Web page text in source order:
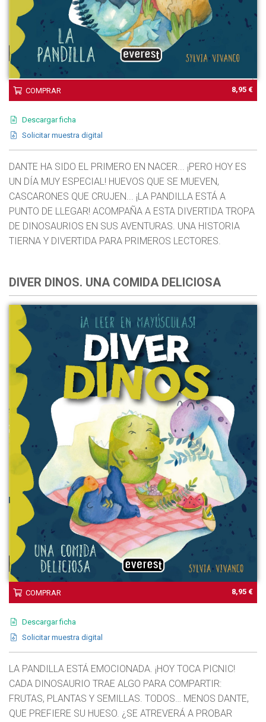
COMPRAR 8,95 €
Descargar ficha
Solicitar muestra digital
DANTE HA SIDO EL PRIMERO EN NACER... ¡PERO HOY ES
UN DÍA MUY ESPECIAL! HUEVOS QUE SE MUEVEN,
CASCARONES QUE CRUJEN... ¡LA PANDILLA ESTÁ A
PUNTO DE LLEGAR! ACOMPAÑA A ESTA DIVERTIDA TROPA
DE DINOSAURIOS EN SUS AVENTURAS. UNA HISTORIA
TIERNA Y DIVERTIDA PARA PRIMEROS LECTORES.
DIVER DINOS. UNA COMIDA DELICIOSA
COMPRAR 8,95 €
Descargar ficha
Solicitar muestra digital
LA PANDILLA ESTÁ EMOCIONADA. ¡HOY TOCA PICNIC!
CADA DINOSAURIO TRAE ALGO PARA COMPARTIR:
FRUTAS, PLANTAS Y SEMILLAS. TODOS… MENOS DANTE,
QUE PREFIERE SU HUESO. ¿SE ATREVERÁ A PROBAR